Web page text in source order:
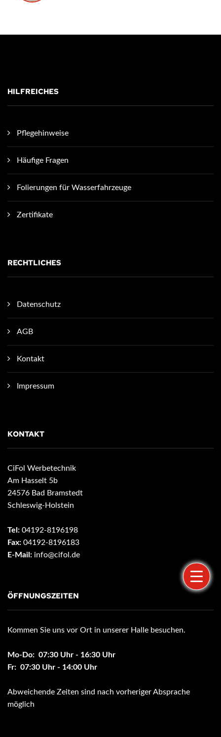
HILFREICHES
Pflegehinweise
Häufige Fragen
Folierungen für Wasserfahrzeuge
Zertifikate
RECHTLICHES
Datenschutz
AGB
Kontakt
Impressum
KONTAKT
CiFol Werbetechnik
Am Hasselt 5b
24576 Bad Bramstedt
Schleswig-Holstein
Tel: 04192-8196198
Fax: 04192-8196183
E-Mail: info@cifol.de
ÖFFNUNGSZEITEN
Kommen Sie uns vor Ort in unserer Halle besuchen.
Mo-Do: 07:30 Uhr - 16:30 Uhr
Fr: 07:30 Uhr - 14:00 Uhr
Abweichende Zeiten sind nach vorheriger Absprache
möglich